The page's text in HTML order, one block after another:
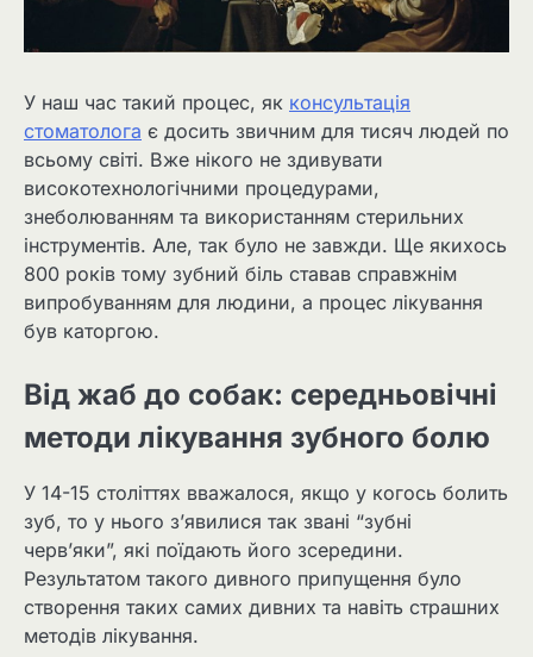
У наш час такий процес, як консультація
стоматолога є досить звичним для тисяч людей по
всьому світі. Вже нікого не здивувати
високотехнологічними процедурами,
знеболюванням та використанням стерильних
інструментів. Але, так було не завжди. Ще якихось
800 років тому зубний біль ставав справжнім
випробуванням для людини, а процес лікування
був каторгою.
Від жаб до собак: середньовічні
методи лікування зубного болю
У 14-15 століттях вважалося, якщо у когось болить
зуб, то у нього з’явилися так звані “зубні
черв’яки”, які поїдають його зсередини.
Результатом такого дивного припущення було
створення таких самих дивних та навіть страшних
методів лікування.